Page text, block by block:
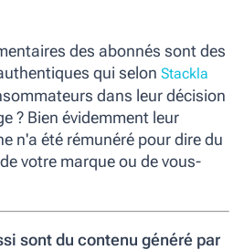
des abonnés sont des
qui selon Stackla
dans leur décision
? Bien évidemment leur
n'a été rémunéré pour dire du
votre marque ou de vous-
sont du contenu généré par